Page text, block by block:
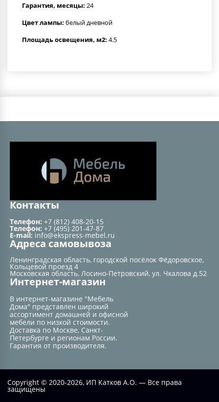
Гарантия, месяцы: 24
Цвет лампы: белый дневной
Площадь освещения, м2: 4.5
Контакты
Телефон: +7 (812) 408-20-15
Телефон: +7 (495) 201-47-87
E-mail: info@ekspress-mebel.ru
Адреса самовывоза
Ленинградская область, городской посёлок Фёдоровское,
Кольцевой проезд 4
Московская область, Лосино-Петровский, ул. Чкалова д.52
Интернет-магазин
В интернет-магазине "Мебель
Дома" представлен широкий
ассортимент домашней и офисной
мебели по низкой стоимости.
Доставка по Москве, Санкт-
Петербурге и регионам России.
Гарантия от производителя.
Copyright © 2020-2026, ИП Катков А.О. — Все права
защищены